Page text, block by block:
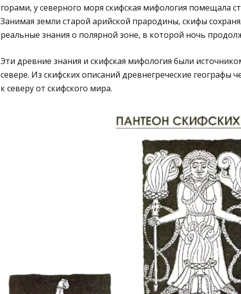
горами, у северного моря скифская мифология помещала
Занимая земли старой арийской прародины, скифы
реальные знания о полярной зоне, в которой ночь
Эти древние знания и скифская мифология были
севере. Из скифских описаний древнегреческие географы
к северу от скифского мира.